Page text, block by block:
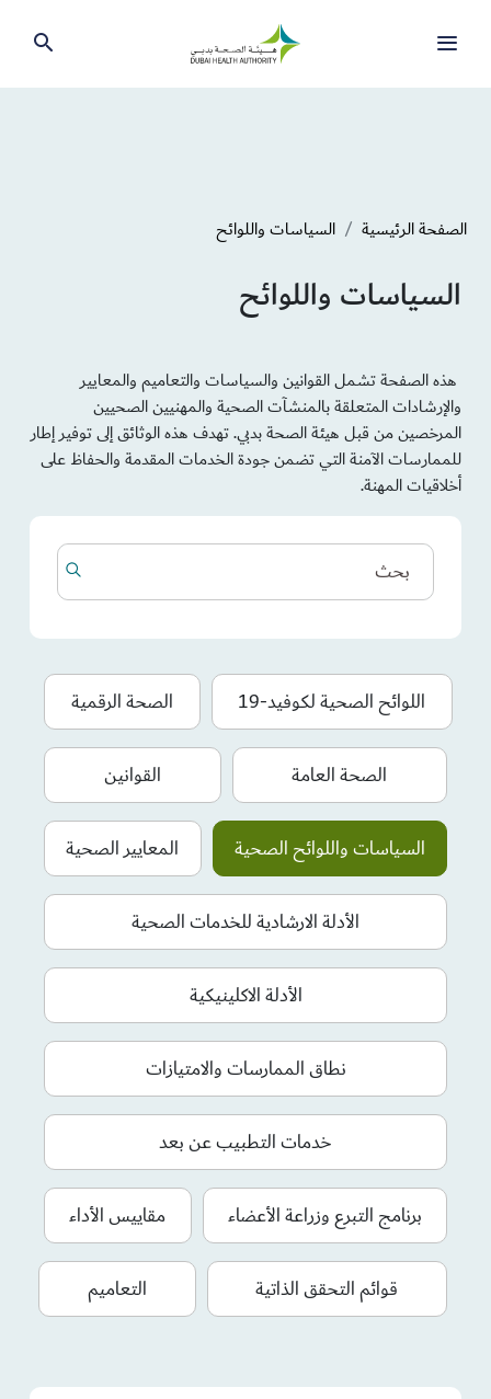
الصفحة الرئيسية السياسات واللوائح
السياسات واللوائح
هذه الصفحة تشمل القوانين والسياسات والتعاميم والمعايير
والإرشادات المتعلقة بالمنشآت الصحية والمهنيين الصحيين
المرخصين من قبل هيئة الصحة بدبي. تهدف هذه الوثائق إلى توفير إطار
للممارسات الآمنة التي تضمن جودة الخدمات المقدمة والحفاظ على
أخلاقيات المهنة.
اللوائح الصحية لكوفيد-19 الصحة الرقمية
الصحة العامة القوانين
السياسات واللوائح الصحية المعايير الصحية
الأدلة الارشادية للخدمات الصحية
الأدلة الاكلينيكية
نطاق الممارسات والامتيازات
خدمات التطبيب عن بعد
برنامج التبرع وزراعة الأعضاء مقاييس الأداء
قوائم التحقق الذاتية التعاميم